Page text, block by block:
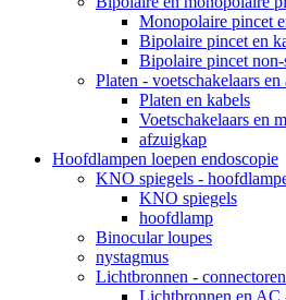
Monopolaire pincet
Bipolaire pincet en
Bipolaire pincet
Platen - voetschakelaars en
Platen en kabels
Voetschakelaars en
afzuigkap
Hoofdlampen loepen endoscopie
KNO spiegels -
KNO spiegels
hoofdlamp
Binocular loupes
nystagmus
Lichtbronnen -
Lichtbronnen en AC